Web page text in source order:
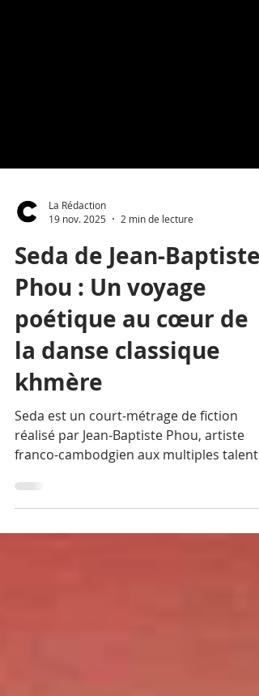
La Rédaction
19 nov. 2025
2 min de lecture
Seda de Jean-Baptiste
Phou : Un voyage
poétique au cœur de
la danse classique
khmère
Seda est un court-métrage de fiction
franco-cambodgien aux multiples talents.
Ce projet cinématographique, qui
dans le paysage culturel de Phnom Penh,